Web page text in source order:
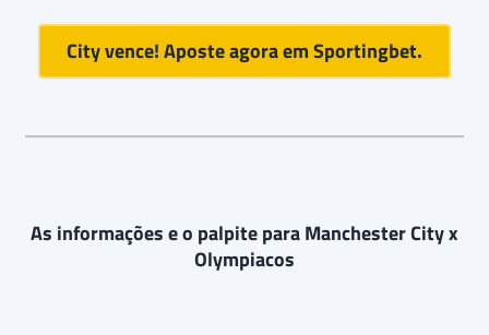
City vence! Aposte agora emSportingbet.
As informações e o palpite para Manchester City x
Olympiacos